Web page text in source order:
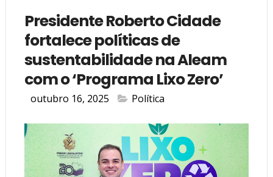
Presidente Roberto Cidade
fortalece políticas de
sustentabilidade na Aleam
com o ‘Programa Lixo Zero’
outubro 16, 2025 Política